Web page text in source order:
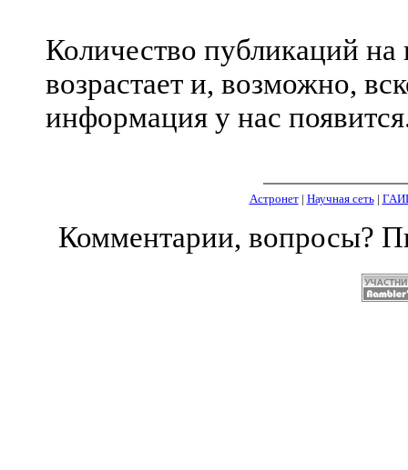
Количество публикаций
возрастает и, возможно,
информация у нас
Астронет| Научная сеть|
Комментарии, вопросы?